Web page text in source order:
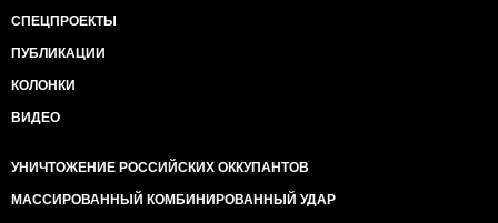
СПЕЦПРОЕКТЫ
ПУБЛИКАЦИИ
КОЛОНКИ
ВИДЕО
УНИЧТОЖЕНИЕ РОССИЙСКИХ ОККУПАНТОВ
МАССИРОВАННЫЙ КОМБИНИРОВАННЫЙ УДАР